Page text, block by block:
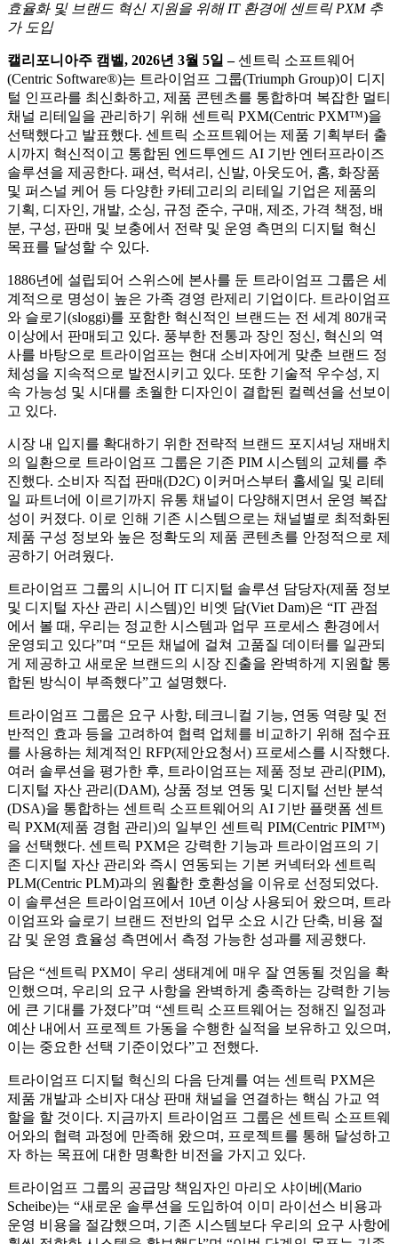
효율화 및 브랜드 혁신 지원을 위해IT 환경에 센트릭PXM 추
가 도입
캘리포니아주 캠벨, 2026년 3월 5일 –센트릭 소프트웨어
(Centric Software®)는 트라이엄프 그룹(Triumph Group)이 디지
털 인프라를 최신화하고, 제품 콘텐츠를 통합하며 복잡한 멀티
채널 리테일을 관리하기 위해 센트릭 PXM(Centric PXM™)을
선택했다고 발표했다. 센트릭 소프트웨어는 제품 기획부터 출
시까지 혁신적이고 통합된 엔드투엔드 AI 기반 엔터프라이즈
솔루션을 제공한다. 패션, 럭셔리, 신발, 아웃도어, 홈, 화장품
및 퍼스널 케어 등 다양한 카테고리의 리테일 기업은 제품의
기획, 디자인, 개발, 소싱, 규정 준수, 구매, 제조, 가격 책정, 배
분, 구성, 판매 및 보충에서 전략 및 운영 측면의 디지털 혁신
목표를 달성할 수 있다.
1886년에 설립되어 스위스에 본사를 둔 트라이엄프 그룹은 세
계적으로 명성이 높은 가족 경영 란제리 기업이다. 트라이엄프
와 슬로기(sloggi)를 포함한 혁신적인 브랜드는 전 세계 80개국
이상에서 판매되고 있다. 풍부한 전통과 장인 정신, 혁신의 역
사를 바탕으로 트라이엄프는 현대 소비자에게 맞춘 브랜드 정
체성을 지속적으로 발전시키고 있다. 또한 기술적 우수성, 지
속 가능성 및 시대를 초월한 디자인이 결합된 컬렉션을 선보이
고 있다.
시장 내 입지를 확대하기 위한 전략적 브랜드 포지셔닝 재배치
의 일환으로 트라이엄프 그룹은 기존 PIM 시스템의 교체를 추
진했다. 소비자 직접 판매(D2C) 이커머스부터 홀세일 및 리테
일 파트너에 이르기까지 유통 채널이 다양해지면서 운영 복잡
성이 커졌다. 이로 인해 기존 시스템으로는 채널별로 최적화된
제품 구성 정보와 높은 정확도의 제품 콘텐츠를 안정적으로 제
공하기 어려웠다.
트라이엄프 그룹의 시니어 IT 디지털 솔루션 담당자(제품 정보
및 디지털 자산 관리 시스템)인 비엣 담(Viet Dam)은 “IT 관점
에서 볼 때, 우리는 정교한 시스템과 업무 프로세스 환경에서
운영되고 있다”며 “모든 채널에 걸쳐 고품질 데이터를 일관되
게 제공하고 새로운 브랜드의 시장 진출을 완벽하게 지원할 통
합된 방식이 부족했다”고 설명했다.
트라이엄프 그룹은 요구 사항, 테크니컬 기능, 연동 역량 및 전
반적인 효과 등을 고려하여 협력 업체를 비교하기 위해 점수표
를 사용하는 체계적인 RFP(제안요청서) 프로세스를 시작했다.
여러 솔루션을 평가한 후, 트라이엄프는 제품 정보 관리(PIM),
디지털 자산 관리(DAM), 상품 정보 연동 및 디지털 선반 분석
(DSA)을 통합하는 센트릭 소프트웨어의 AI 기반 플랫폼 센트
릭 PXM(제품 경험 관리)의 일부인 센트릭 PIM(Centric PIM™)
을 선택했다. 센트릭 PXM은 강력한 기능과 트라이엄프의 기
존 디지털 자산 관리와 즉시 연동되는 기본 커넥터와 센트릭
PLM(Centric PLM)과의 원활한 호환성을 이유로 선정되었다.
이 솔루션은 트라이엄프에서 10년 이상 사용되어 왔으며, 트라
이엄프와 슬로기 브랜드 전반의 업무 소요 시간 단축, 비용 절
감 및 운영 효율성 측면에서 측정 가능한 성과를 제공했다.
담은 “센트릭 PXM이 우리 생태계에 매우 잘 연동될 것임을 확
인했으며, 우리의 요구 사항을 완벽하게 충족하는 강력한 기능
에 큰 기대를 가졌다”며 “센트릭 소프트웨어는 정해진 일정과
예산 내에서 프로젝트 가동을 수행한 실적을 보유하고 있으며,
이는 중요한 선택 기준이었다”고 전했다.
트라이엄프 디지털 혁신의 다음 단계를 여는 센트릭 PXM은
제품 개발과 소비자 대상 판매 채널을 연결하는 핵심 가교 역
할을 할 것이다. 지금까지 트라이엄프 그룹은 센트릭 소프트웨
어와의 협력 과정에 만족해 왔으며, 프로젝트를 통해 달성하고
자 하는 목표에 대한 명확한 비전을 가지고 있다.
트라이엄프 그룹의 공급망 책임자인 마리오 샤이베(Mario
Scheibe)는 “새로운 솔루션을 도입하여 이미 라이선스 비용과
운영 비용을 절감했으며, 기존 시스템보다 우리의 요구 사항에